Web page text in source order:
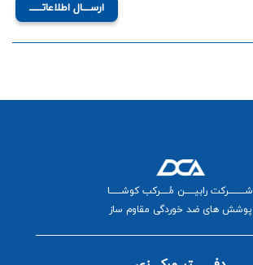
ارســـال اطلاعاتـــــ
شــــــــــرکت رابیــــــن مُـــــرکب کوشـــــــا
پوشش های ضد خوردگی مقاوم ساز